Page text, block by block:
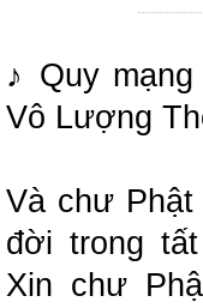
♪ Quy
Vô Lượng
Và chư
đời trong
Xin chư